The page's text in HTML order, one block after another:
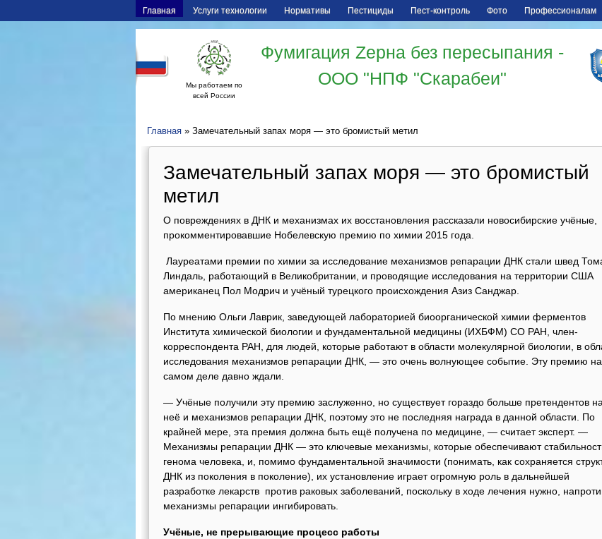
Главная Услуги технологии Нормативы Пестициды Пест-контроль Фото Профессионалам
Мы работаем по
всей России
Фумигация Zерна без пересыпания -
ООО "НПФ "Скарабеи"
Главная » Замечательный запах моря — это бромистый метил
Замечательный запах моря — это бромистый
метил
О повреждениях в ДНК и механизмах их восстановления рассказали новосибирские учёные,
прокомментировавшие Нобелевскую премию по химии 2015 года.
Лауреатами премии по химии за исследование механизмов репарации ДНК стали швед
Линдаль, работающий в Великобритании, и проводящие исследования на территории США
американец Пол Модрич и учёный турецкого происхождения Азиз Санджар.
По мнению Ольги Лаврик, заведующей лабораторией биоорганической химии ферментов
Института химической биологии и фундаментальной медицины (ИХБФМ) СО РАН, член-
корреспондента РАН, для людей, которые работают в области молекулярной биологии, в
исследования механизмов репарации ДНК, — это очень волнующее событие. Эту премию на
самом деле давно ждали.
— Учёные получили эту премию заслуженно, но существует гораздо больше претендентов на
неё и механизмов репарации ДНК, поэтому это не последняя награда в данной области. По
крайней мере, эта премия должна быть ещё получена по медицине, — считает эксперт. —
Механизмы репарации ДНК — это ключевые механизмы, которые обеспечивают
генома человека, и, помимо фундаментальной значимости (понимать, как сохраняется
ДНК из поколения в поколение), их установление играет огромную роль в дальнейшей
разработке лекарств против раковых заболеваний, поскольку в ходе лечения нужно,
механизмы репарации ингибировать.
Учёные, не прерывающие процесс работы